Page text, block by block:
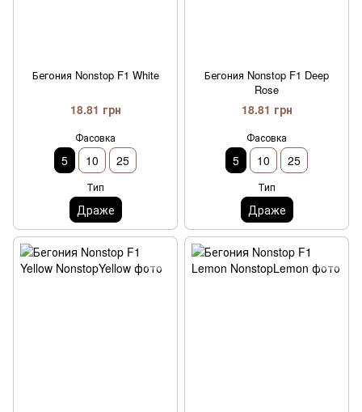
Бегония Nonstop F1 White
18.81 грн
Фасовка
5 10 25
Тип
Драже
Бегония Nonstop F1 Deep
Rose
18.81 грн
Фасовка
5 10 25
Тип
Драже